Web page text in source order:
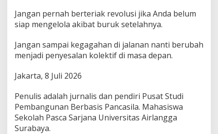
Jangan pernah berteriak revolusi jika Anda belum
siap mengelola akibat buruk setelahnya.
Jangan sampai kegagahan di jalanan nanti berubah
menjadi penyesalan kolektif di masa depan.
Jakarta, 8 Juli 2026
Penulis adalah jurnalis dan pendiri Pusat Studi
Pembangunan Berbasis Pancasila. Mahasiswa
Sekolah Pasca Sarjana Universitas Airlangga
Surabaya.